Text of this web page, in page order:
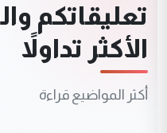
تعليقاتكم
الأكثر تداولاً
أكثر المواضيع قراءة